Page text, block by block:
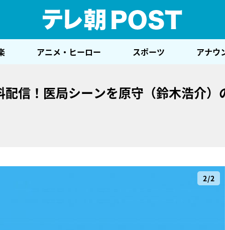
アニメ・ヒーロー スポーツ アナウ
信！医局シーンを原守（鈴木浩介）
2/2